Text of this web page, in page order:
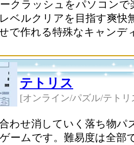
クラッシュをパソコンで
ベルクリアを目指す爽快
で作れる特殊なキャンデ
テトリス
[オンライン/パズル/テトリ
わせ消していく落ち物パ
ームです。難易度は全部